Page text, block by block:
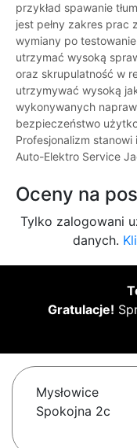
przykład spawanie
jest pełny zakres prac
wymiany po
utrzymać wysoką
oraz skrupulatność w
utrzymywać wysoką
wykonywanych
bezpieczeństwo
Profesjonalizm
Auto-Elektro Service
Oceny na
Tylko zalogowani
danych.
Gratulacje!
Mysłowice
Spokojna 2c